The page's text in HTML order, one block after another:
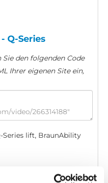
Q-Series
Sie den folgenden Code
Ihrer eigenen Site ein,
Series lift, BraunAbility